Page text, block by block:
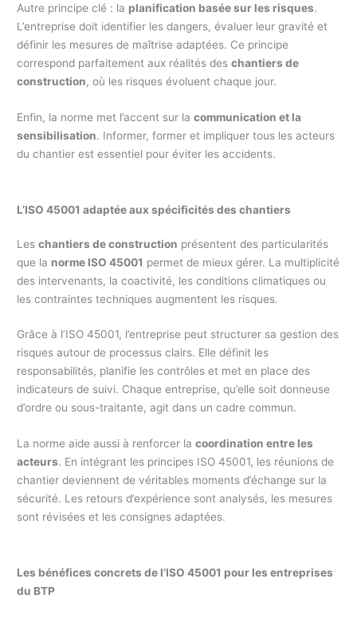
Autre principe clé : la planification basée sur les risques.
L’entreprise doit identifier les dangers, évaluer leur gravité et
définir les mesures de maîtrise adaptées. Ce principe
correspond parfaitement aux réalités deschantiers de
construction, où les risques évoluent chaque jour.
Enfin, la norme met l’accent sur lacommunication et la
sensibilisation. Informer, former et impliquer tous les acteurs
du chantier est essentiel pour éviter les accidents.
L’ISO 45001 adaptée aux spécificités des chantiers
Leschantiers de construction présentent des particularités
que la norme ISO 45001 permet de mieux gérer. La multiplicité
des intervenants, la coactivité, les conditions climatiques ou
les contraintes techniques augmentent les risques.
Grâce à l’ISO 45001, l’entreprise peut structurer sa gestion des
risques autour de processus clairs. Elle définit les
responsabilités, planifie les contrôles et met en place des
indicateurs de suivi. Chaque entreprise, qu’elle soit donneuse
d’ordre ou sous-traitante, agit dans un cadre commun.
La norme aide aussi à renforcer lacoordination entre les
acteurs. En intégrant les principes ISO 45001, les réunions de
chantier deviennent de véritables moments d’échange sur la
sécurité. Les retours d’expérience sont analysés, les mesures
sont révisées et les consignes adaptées.
Les bénéfices concrets de l’ISO 45001 pour les entreprises
du BTP